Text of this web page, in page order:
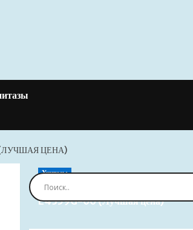
(ЛУЧШАЯ ЦЕНА)
Унитазы
Сиденье для унитаза Jacob
E4359G-00 (Лучшая цена)